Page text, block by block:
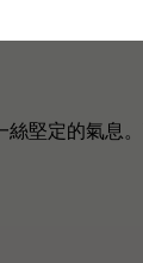
評為二級酒莊
堅定的氣息。